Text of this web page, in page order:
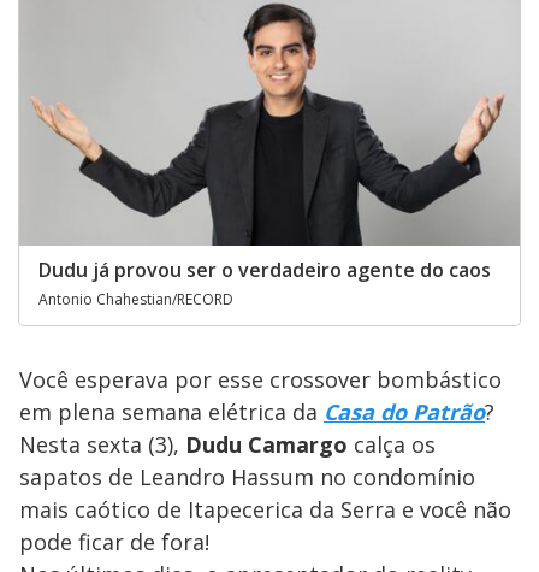
Dudu já provou ser o verdadeiro agente do caos
Antonio Chahestian/RECORD
Você esperava por esse crossover bombástico
em plena semana elétrica da Casa do Patrão?
Nesta sexta (3), Dudu Camargo calça os
sapatos de Leandro Hassum no condomínio
mais caótico de Itapecerica da Serra e você não
pode ficar de fora!